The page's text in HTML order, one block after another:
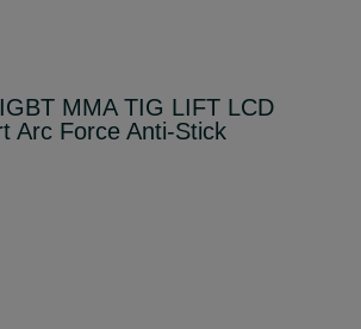
MMA TIG LIFT LCD
Arc Force Anti-Stick